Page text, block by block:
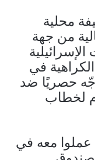
صحيفة محلية
من جهة
في
حصريًا ضد
لخطاب
معه في